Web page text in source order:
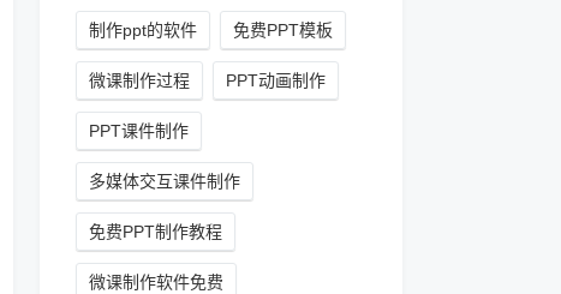
制作ppt的软件 免费PPT模板
微课制作过程 PPT动画制作
PPT课件制作
多媒体交互课件制作
免费PPT制作教程
微课制作软件免费